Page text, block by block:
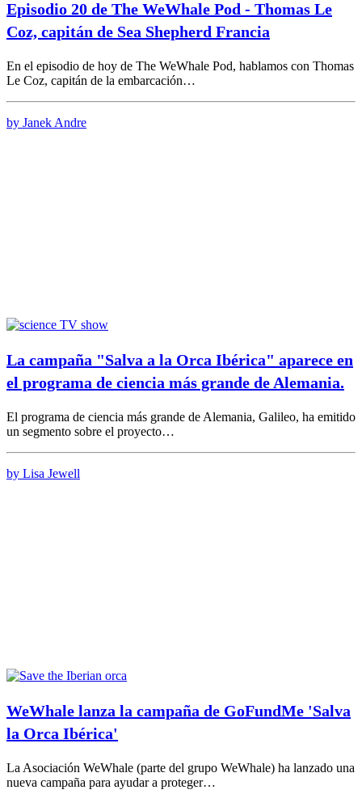
Episodio 20 de The WeWhale Pod - Thomas Le
Coz, capitán de Sea Shepherd Francia
En el episodio de hoy de The WeWhale Pod, hablamos con Thomas
Le Coz, capitán de la embarcación…
by Janek Andre
La campaña "Salva a la Orca Ibérica" aparece en
el programa de ciencia más grande de Alemania.
El programa de ciencia más grande de Alemania, Galileo, ha emitido
un segmento sobre el proyecto…
by Lisa Jewell
WeWhale lanza la campaña de GoFundMe 'Salva
la Orca Ibérica'
La Asociación WeWhale (parte del grupo WeWhale) ha lanzado una
nueva campaña para ayudar a proteger…